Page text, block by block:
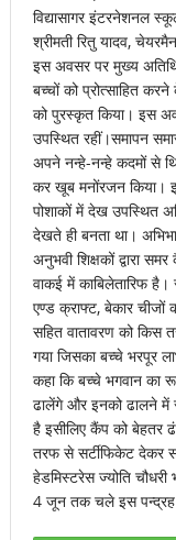
विद्यासागर इंटरनेशनल
श्रीमती रितु यादव,
इस अवसर पर मुख्य
बच्चों को प्रोत्साहित
को पुरस्कृत किया। इस
उपस्थित रहीं।समापन
अपने नन्हे-नन्हे कदमों से
कर खूब मनोंरजन किया।
पोशाकों में देख उपस्थित
देखते ही बनता था।
अनुभवी शिक्षकों द्वारा
वाकई में काबिलेतारिफ
एण्ड क्राफ्ट, बेकार चीजों
सहित वातावरण को किस
गया जिसका बच्चे भरपूर
कहा कि बच्चे भगवान का
ढालेंगे और इनको ढालने में
है इसीलिए कैंप को बेहतर
तरफ से सर्टीफिकेट देकर
हेडमिस्टरेस ज्योति
4 जून तक चले इस पन्द्रह